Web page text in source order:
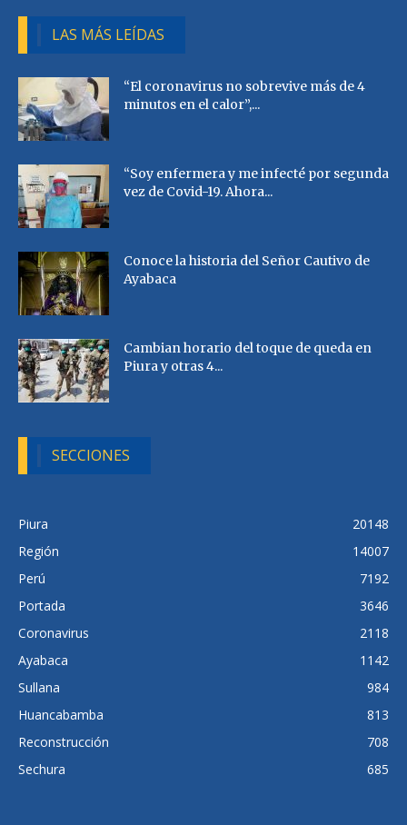
LAS MÁS LEÍDAS
“El coronavirus no sobrevive más de 4
minutos en el calor”,...
“Soy enfermera y me infecté por segunda
vez de Covid-19. Ahora...
Conoce la historia del Señor Cautivo de
Ayabaca
Cambian horario del toque de queda en
Piura y otras 4...
SECCIONES
Piura
20148
Región
14007
Perú
7192
Portada
3646
Coronavirus
2118
Ayabaca
1142
Sullana
984
Huancabamba
813
Reconstrucción
708
Sechura
685